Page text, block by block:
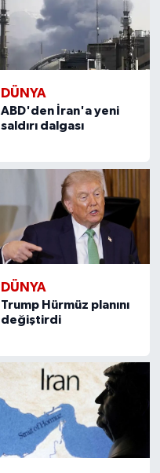
DÜNYA
ABD'den İran'a yeni
saldırı dalgası
DÜNYA
Trump Hürmüz planını
değiştirdi